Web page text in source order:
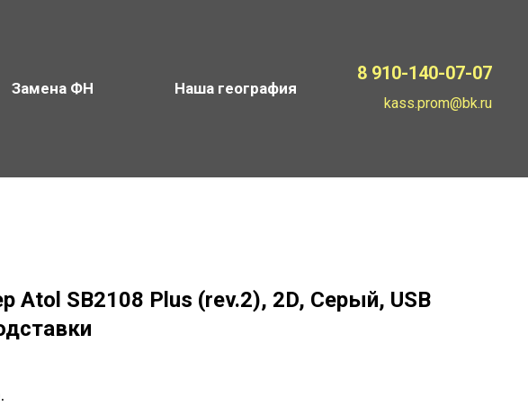
Замена ФН Наша география
8 910-140-07-07
kass.prom@bk.ru
Atol SB2108 Plus (rev.2), 2D, Серый, USB